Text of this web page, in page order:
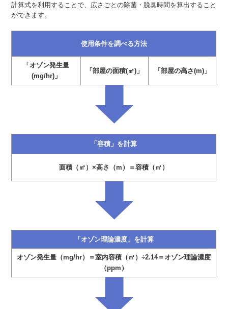
計算式を利用することで、広さごとの除菌・脱臭時間を算出すること
ができます。
使用条件を調べる方法
「オゾン発生量
(mg/hr)」
「部屋の面積(㎡)」 「部屋の高さ(m)」
「容積」を計算
面積（㎡）×高さ（m）＝容積（㎡）
「オゾン理論濃度」を計算
オゾン発生量（mg/hr）＝室内容積（㎥）÷2.14＝オゾン理論濃度
（ppm）